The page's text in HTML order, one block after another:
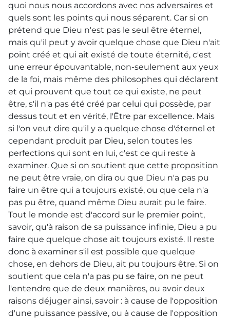
quoi nous nous accordons avec nos adversaires et
quels sont les points qui nous séparent. Car si on
prétend que Dieu n'est pas le seul être éternel,
mais qu'il peut y avoir quelque chose que Dieu n'ait
point créé et qui ait existé de toute éternité, c'est
une erreur épouvantable, non-seulement aux yeux
de la foi, mais même des philosophes qui déclarent
et qui prouvent que tout ce qui existe, ne peut
être, s'il n'a pas été créé par celui qui possède, par
dessus tout et en vérité, l'Être par excellence. Mais
si l'on veut dire qu'il y a quelque chose d'éternel et
cependant produit par Dieu, selon toutes les
perfections qui sont en lui, c'est ce qui reste à
examiner. Que si on soutient que cette proposition
ne peut être vraie, on dira ou que Dieu n'a pas pu
faire un être qui a toujours existé, ou que cela n'a
pas pu être, quand même Dieu aurait pu le faire.
Tout le monde est d'accord sur le premier point,
savoir, qu'à raison de sa puissance infinie, Dieu a pu
faire que quelque chose ait toujours existé. Il reste
donc à examiner s'il est possible que quelque
chose, en dehors de Dieu, ait pu toujours être. Si on
soutient que cela n'a pas pu se faire, on ne peut
l'entendre que de deux manières, ou avoir deux
raisons déjuger ainsi, savoir : à cause de l'opposition
d'une puissance passive, ou à cause de l'opposition